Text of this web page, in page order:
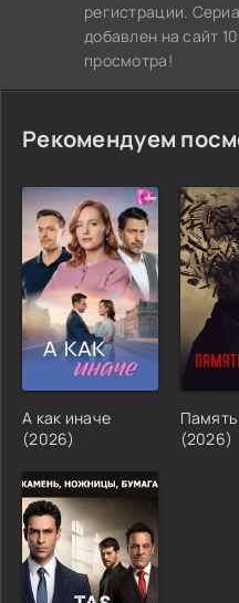
регистрации.
добавлен на сайт
просмотра!
Рекомендуем
А как иначе
(2026)
(2026)